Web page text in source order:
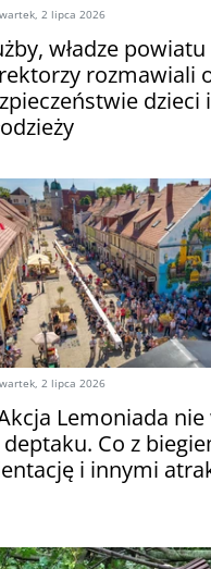
2 lipca 2026
władze
rozmawiali
dzieci i
2 lipca 2026
Lemoniada
deptaku. Co z
i innymi